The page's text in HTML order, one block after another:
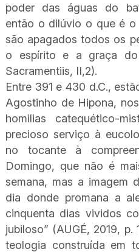
poder das águas do
então o dilúvio o que é o
são apagados todos os
o espírito e a graça do
Sacramentiis, II,2).
Entre 391 e 430 d.C.,
Agostinho de Hipona,
homilias catequético-
precioso serviço à
no tocante à
Domingo, que não é
semana, mas a imagem
dia donde promana a
cinquenta dias vividos
jubiloso” (AUGÉ, 2019,
teologia construída em